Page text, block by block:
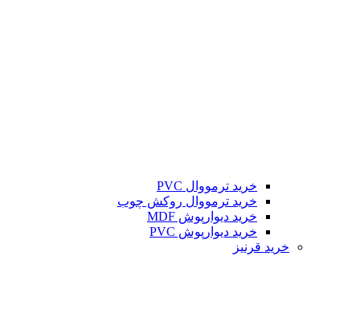
خرید ترمووال PVC
خرید ترمووال روکش چوب
خرید دیوارپوش MDF
خرید دیوارپوش PVC
خرید قرنیز